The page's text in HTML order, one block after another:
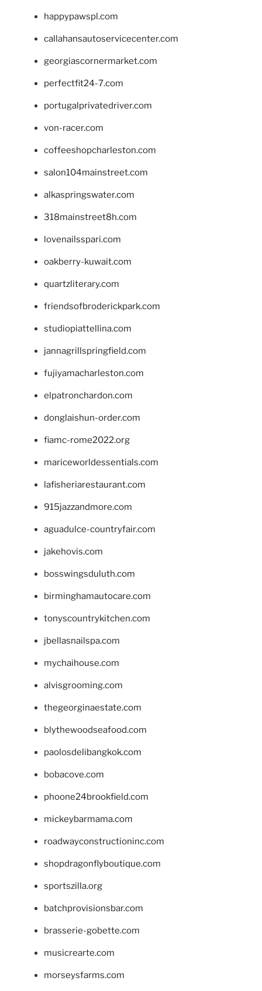
happypawspl.com
callahansautoservicecenter.com
georgiascornermarket.com
perfectfit24-7.com
portugalprivatedriver.com
von-racer.com
coffeeshopcharleston.com
salon104mainstreet.com
alkaspringswater.com
318mainstreet8h.com
lovenailsspari.com
oakberry-kuwait.com
quartzliterary.com
friendsofbroderickpark.com
studiopiattellina.com
jannagrillspringfield.com
fujiyamacharleston.com
elpatronchardon.com
donglaishun-order.com
fiamc-rome2022.org
mariceworldessentials.com
lafisheriarestaurant.com
915jazzandmore.com
aguadulce-countryfair.com
jakehovis.com
bosswingsduluth.com
birminghamautocare.com
tonyscountrykitchen.com
jbellasnailspa.com
mychaihouse.com
alvisgrooming.com
thegeorginaestate.com
blythewoodseafood.com
paolosdelibangkok.com
bobacove.com
phoone24brookfield.com
mickeybarmama.com
roadwayconstructioninc.com
shopdragonflyboutique.com
sportszilla.org
batchprovisionsbar.com
brasserie-gobette.com
musicrearte.com
morseysfarms.com